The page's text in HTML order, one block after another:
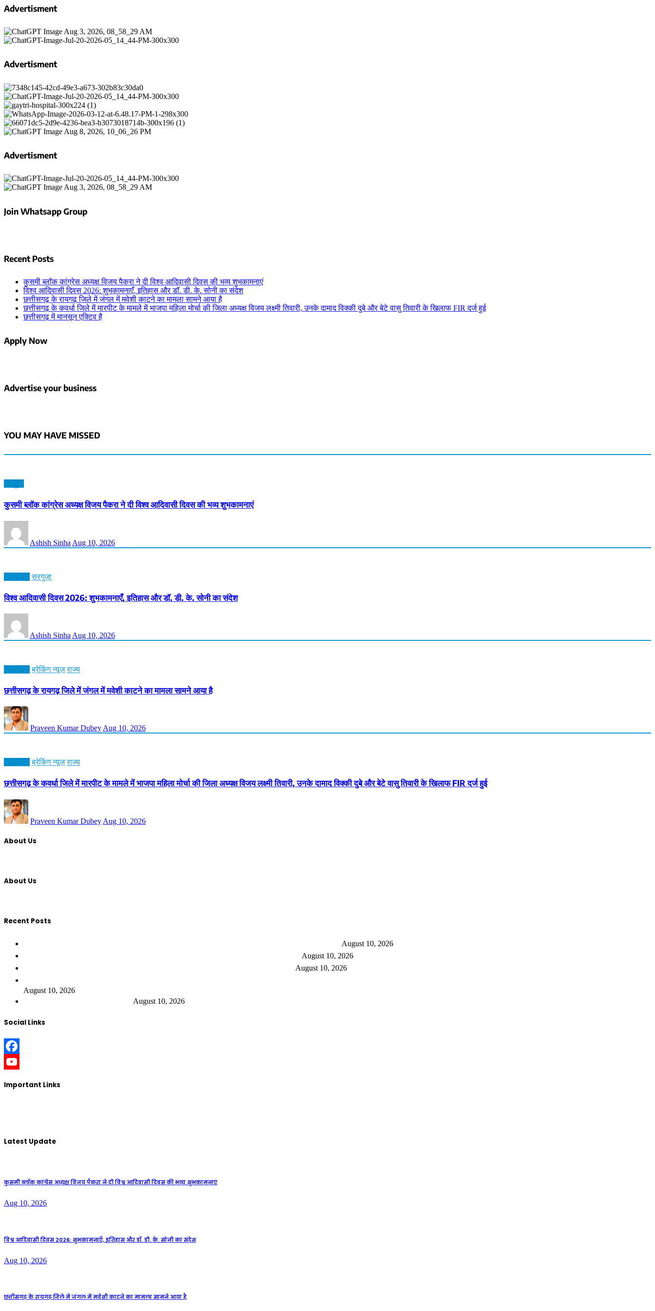
Advertisment
Advertisment
Advertisment
Join Whatsapp Group
Recent Posts
कुसमी ब्लॉक कांग्रेस अध्यक्ष विजय पैकरा ने दी विश्व आदिवासी दिवस की भव्य शुभकामनाएं
विश्व आदिवासी दिवस 2026: शुभकामनाएँ, इतिहास और डॉ. डी. के. सोनी का संदेश
छत्तीसगढ़ के रायगढ़ जिले में जंगल में मवेशी काटने का मामला सामने आया है
छत्तीसगढ़ के कवर्धा जिले में मारपीट के मामले में भाजपा महिला मोर्चा की जिला अध्यक्ष विजय लक्ष्मी तिवारी, उनके दामाद विक्की दुबे और बेटे वासु तिवारी के खिलाफ FIR दर्ज हुई
छत्तीसगढ़ में मानसून एक्टिव है
Apply Now
Advertise your business
YOU MAY HAVE MISSED
कुसमी ब्लॉक कांग्रेस अध्यक्ष विजय पैकरा ने दी विश्व आदिवासी दिवस की भव्य शुभकामनाएं
Ashish Sinha Aug 10, 2026
सरगुजा
विश्व आदिवासी दिवस 2026: शुभकामनाएँ, इतिहास और डॉ. डी. के. सोनी का संदेश
Ashish Sinha Aug 10, 2026
ब्रेकिंग न्यूज़ राज्य
छत्तीसगढ़ के रायगढ़ जिले में जंगल में मवेशी काटने का मामला सामने आया है
Praveen Kumar Dubey Aug 10, 2026
ब्रेकिंग न्यूज़ राज्य
छत्तीसगढ़ के कवर्धा जिले में मारपीट के मामले में भाजपा महिला मोर्चा की जिला अध्यक्ष विजय लक्ष्मी तिवारी, उनके दामाद विक्की दुबे और बेटे वासु तिवारी के खिलाफ FIR दर्ज हुई
Praveen Kumar Dubey Aug 10, 2026
About Us
About Us
Recent Posts
August 10, 2026
August 10, 2026
August 10, 2026
August 10, 2026
August 10, 2026
Social Links
Facebook
Important Links
Latest Update
कुसमी ब्लॉक कांग्रेस अध्यक्ष विजय पैकरा ने दी विश्व आदिवासी दिवस की भव्य शुभकामनाएं
Aug 10, 2026
विश्व आदिवासी दिवस 2026: शुभकामनाएँ, इतिहास और डॉ. डी. के. सोनी का संदेश
Aug 10, 2026
छत्तीसगढ़ के रायगढ़ जिले में जंगल में मवेशी काटने का मामला सामने आया है